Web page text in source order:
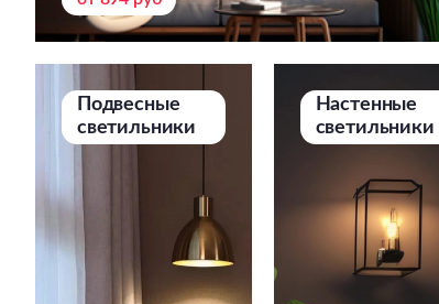
Подвесные
светильники
Настенные
светильники